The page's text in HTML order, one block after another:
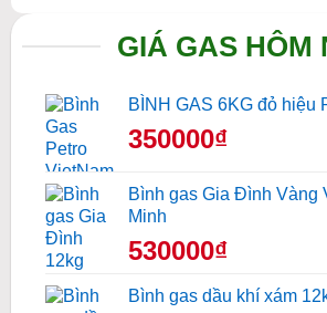
GIÁ GAS HÔM
BÌNH GAS 6KG đỏ hiệu
350000₫
Bình gas Gia Đình Vàng
Minh
530000₫
Bình gas dầu khí xám